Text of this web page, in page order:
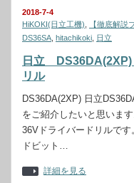
2018-7-4
HiKOKI(日立工機)
【徹底解説
DS36SA hitachikoki 日立
日立
リル
DS36DA(2XP) 日立
をご紹介したいと思いま
36Vドライバードリルで
ドビット…
詳細を見る